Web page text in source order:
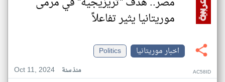
موريتانيا يثير تفاعلاً
اخبار موريتانيا
Politics
Oct 11, 2024
منذ سنة AC58ID